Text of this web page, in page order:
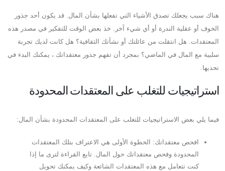
هناك سبب يجعلك تصدق الأشياء التي تفعلها بشأن المال. قد يكون أحد جذور
الخوف أو عقلية الندرة أو أي شيء آخر. خذ بعض الوقت للتفكير في مصدر هذه
المعتقدات. هل انتقلت من عائلتك أو نشأتك الثقافية؟ هل كانت لديك تجربة
سلبية مع المال في الماضي؟ بمجرد أن تفهم جذور معتقداتك ، يمكنك البدء في
تحديها.
استراتيجيات للتغلب على المعتقدات المحدودة
فيما يلي بعض الاستراتيجيات للتغلب على المعتقدات المحدودة بشأن المال:
افحص معتقداتك: الخطوة الأولى هي الاعتراف بتلك المعتقدات
المحدودة وفحص معتقداتك حول المال. تابع القراءة لترى ما إذا
كنت تتعامل مع هذه المعتقدات الشائعة وكيف يمكنك تحويل